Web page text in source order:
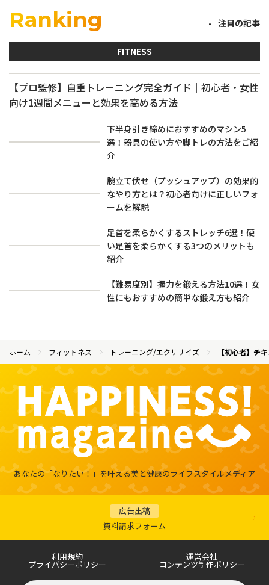
Ranking 注目の記事
FITNESS
【プロ監修】自重トレーニング完全ガイド｜初心者・女性
向け1週間メニューと効果を高める方法
下半身引き締めにおすすめのマシン5
選！器具の使い方や脚トレの方法をご紹
介
腕立て伏せ（プッシュアップ）の効果的
なやり方とは？初心者向けに正しいフォ
ームを解説
足首を柔らかくするストレッチ6選！硬
い足首を柔らかくする3つのメリットも
紹介
【難易度別】握力を鍛える方法10選！女
性にもおすすめの簡単な鍛え方も紹介
ホーム フィットネス トレーニング/エクササイズ 【初心者】チ
あなたの「なりたい！」を叶える美と健康のライフスタイルメディア
広告出稿
資料請求フォーム
利用規約 運営会社
プライバシーポリシー コンテンツ制作ポリシー